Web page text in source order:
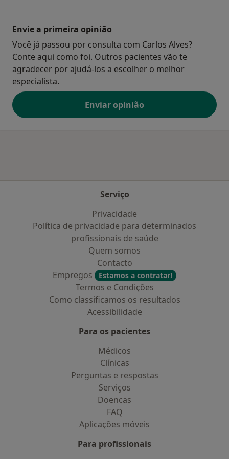
Envie a primeira opinião
Você já passou por consulta com Carlos Alves?
Conte aqui como foi. Outros pacientes vão te
agradecer por ajudá-los a escolher o melhor
especialista.
Enviar opinião
Serviço
Privacidade
Política de privacidade para determinados
profissionais de saúde
Quem somos
Contacto
Empregos
Estamos a contratar!
Termos e Condições
Como classificamos os resultados
Acessibilidade
Para os pacientes
Médicos
Clínicas
Perguntas e respostas
Serviços
Doencas
FAQ
Aplicações móveis
Para profissionais